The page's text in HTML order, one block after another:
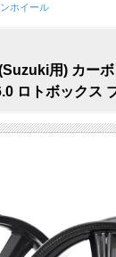
ホイール
用) カー
ロトボックス